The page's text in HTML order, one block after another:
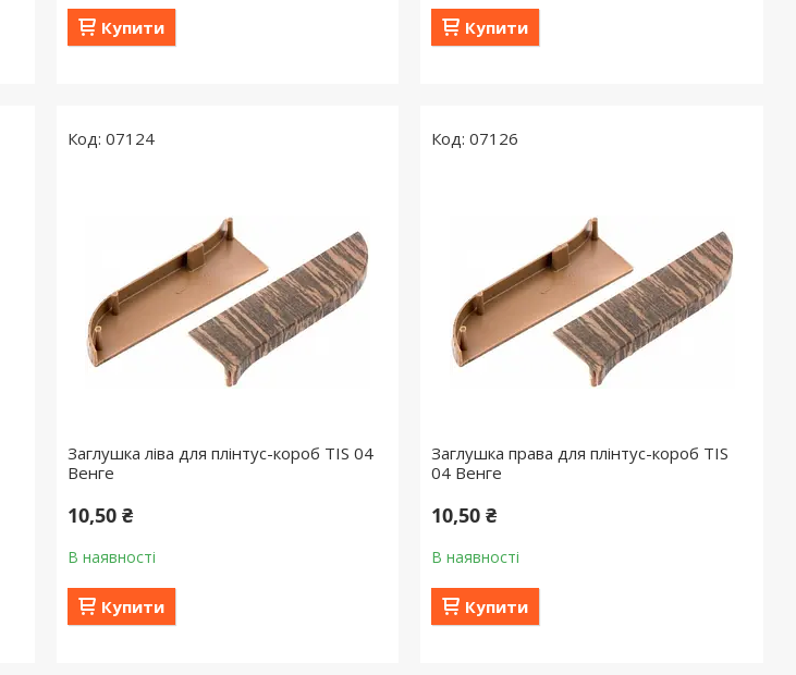
Купити Купити
07124
Заглушка ліва для плінтус-короб TIS 04
Венге
10,50 ₴
В наявності
Купити
07126
Заглушка права для плінтус-короб TIS
04 Венге
10,50 ₴
В наявності
Купити